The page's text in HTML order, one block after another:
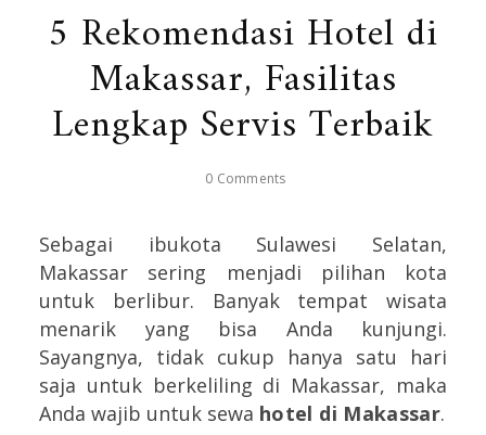
5 Rekomendasi Hotel di
Makassar, Fasilitas
Lengkap Servis Terbaik
0 Comments
Sebagai ibukota Sulawesi Selatan,
Makassar sering menjadi pilihan kota
untuk berlibur. Banyak tempat wisata
menarik yang bisa Anda kunjungi.
Sayangnya, tidak cukup hanya satu hari
saja untuk berkeliling di Makassar, maka
Anda wajib untuk sewa hotel di Makassar.